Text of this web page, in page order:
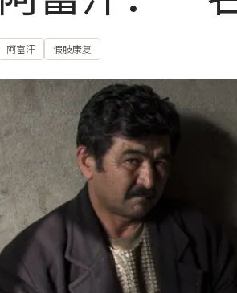
阿富汗 假肢康复